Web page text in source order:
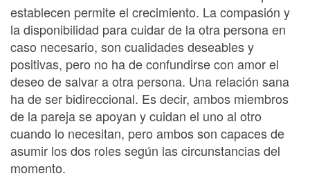
establecen permite el crecimiento. La compasión y
la disponibilidad para cuidar de la otra persona en
caso necesario, son cualidades deseables y
positivas, pero no ha de confundirse con amor el
deseo de salvar a otra persona. Una relación sana
ha de ser bidireccional. Es decir, ambos miembros
de la pareja se apoyan y cuidan el uno al otro
cuando lo necesitan, pero ambos son capaces de
asumir los dos roles según las circunstancias del
momento.